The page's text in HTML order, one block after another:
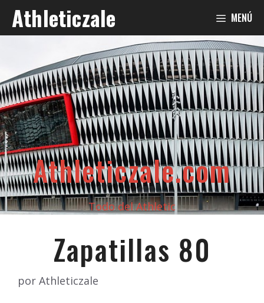
Saltar
contenido
Athleticzale MENÚ
Athleticzale.com
Todo del Athletic
Zapatillas 80
por Athleticzale